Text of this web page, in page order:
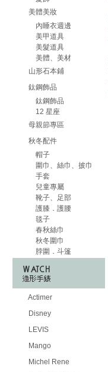
美體美妝
內睡衣週邊
美甲道具
美髮道具
美體、美材
山形石本鋪
鈦鋼飾品
鈦鋼飾品
12 星座
母親節專區
秋冬配件
帽子
圍巾、絲巾、披巾
手套
兒童專屬
靴子、足部
護膝．護腰
毯子
春秋絲巾
秋冬圍巾
脖圍．斗篷
Actimer
Disney
LEVIS
Mango
Michel Rene